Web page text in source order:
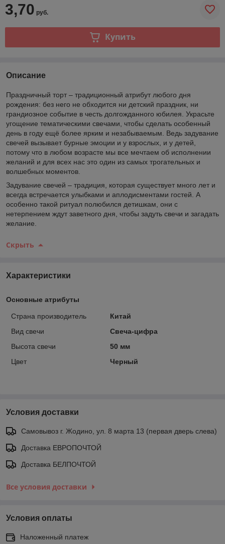
3,70 руб.
Купить
Описание
Праздничный торт – традиционный атрибут любого дня
рождения: без него не обходится ни детский праздник, ни
грандиозное событие в честь долгожданного юбилея. Украсьте
угощение тематическими свечами, чтобы сделать особенный
день в году ещё более ярким и незабываемым. Ведь задувание
свечей вызывает бурные эмоции и у взрослых, и у детей,
потому что в любом возрасте мы все мечтаем об исполнении
желаний и для всех нас это один из самых трогательных и
волшебных моментов.
Задувание свечей – традиция, которая существует много лет и
всегда встречается улыбками и аплодисментами гостей. А
особенно такой ритуал полюбился детишкам, они с
нетерпением ждут заветного дня, чтобы задуть свечи и загадать
желание.
Скрыть
Характеристики
Основные атрибуты
Страна производитель
Китай
Вид свечи
Свеча-цифра
Высота свечи
50 мм
Цвет
Черный
Условия доставки
Самовывоз г. Жодино, ул. 8 марта 13 (первая дверь слева)
Доставка ЕВРОПОЧТОЙ
Доставка БЕЛПОЧТОЙ
Все условия доставки
Условия оплаты
Наложенный платеж